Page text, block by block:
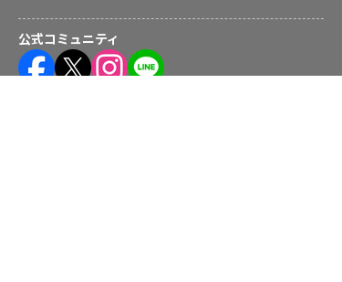
公式コミュニティ